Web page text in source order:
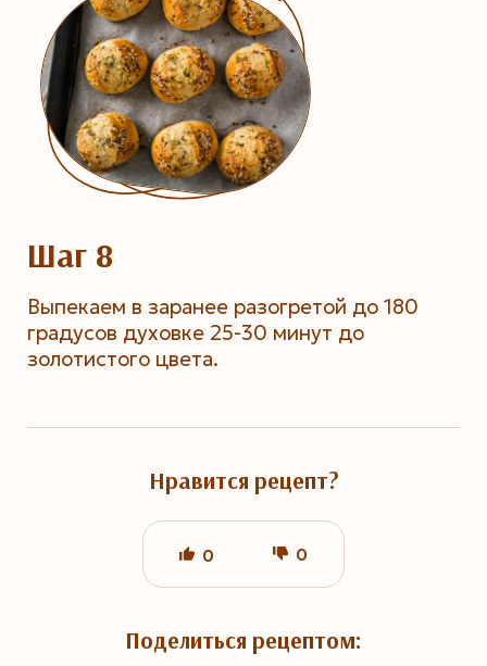
Шаг 8
Выпекаем в заранее разогретой до 180
градусов духовке 25-30 минут до
золотистого цвета.
Нравится рецепт?
0 0
Поделиться рецептом: